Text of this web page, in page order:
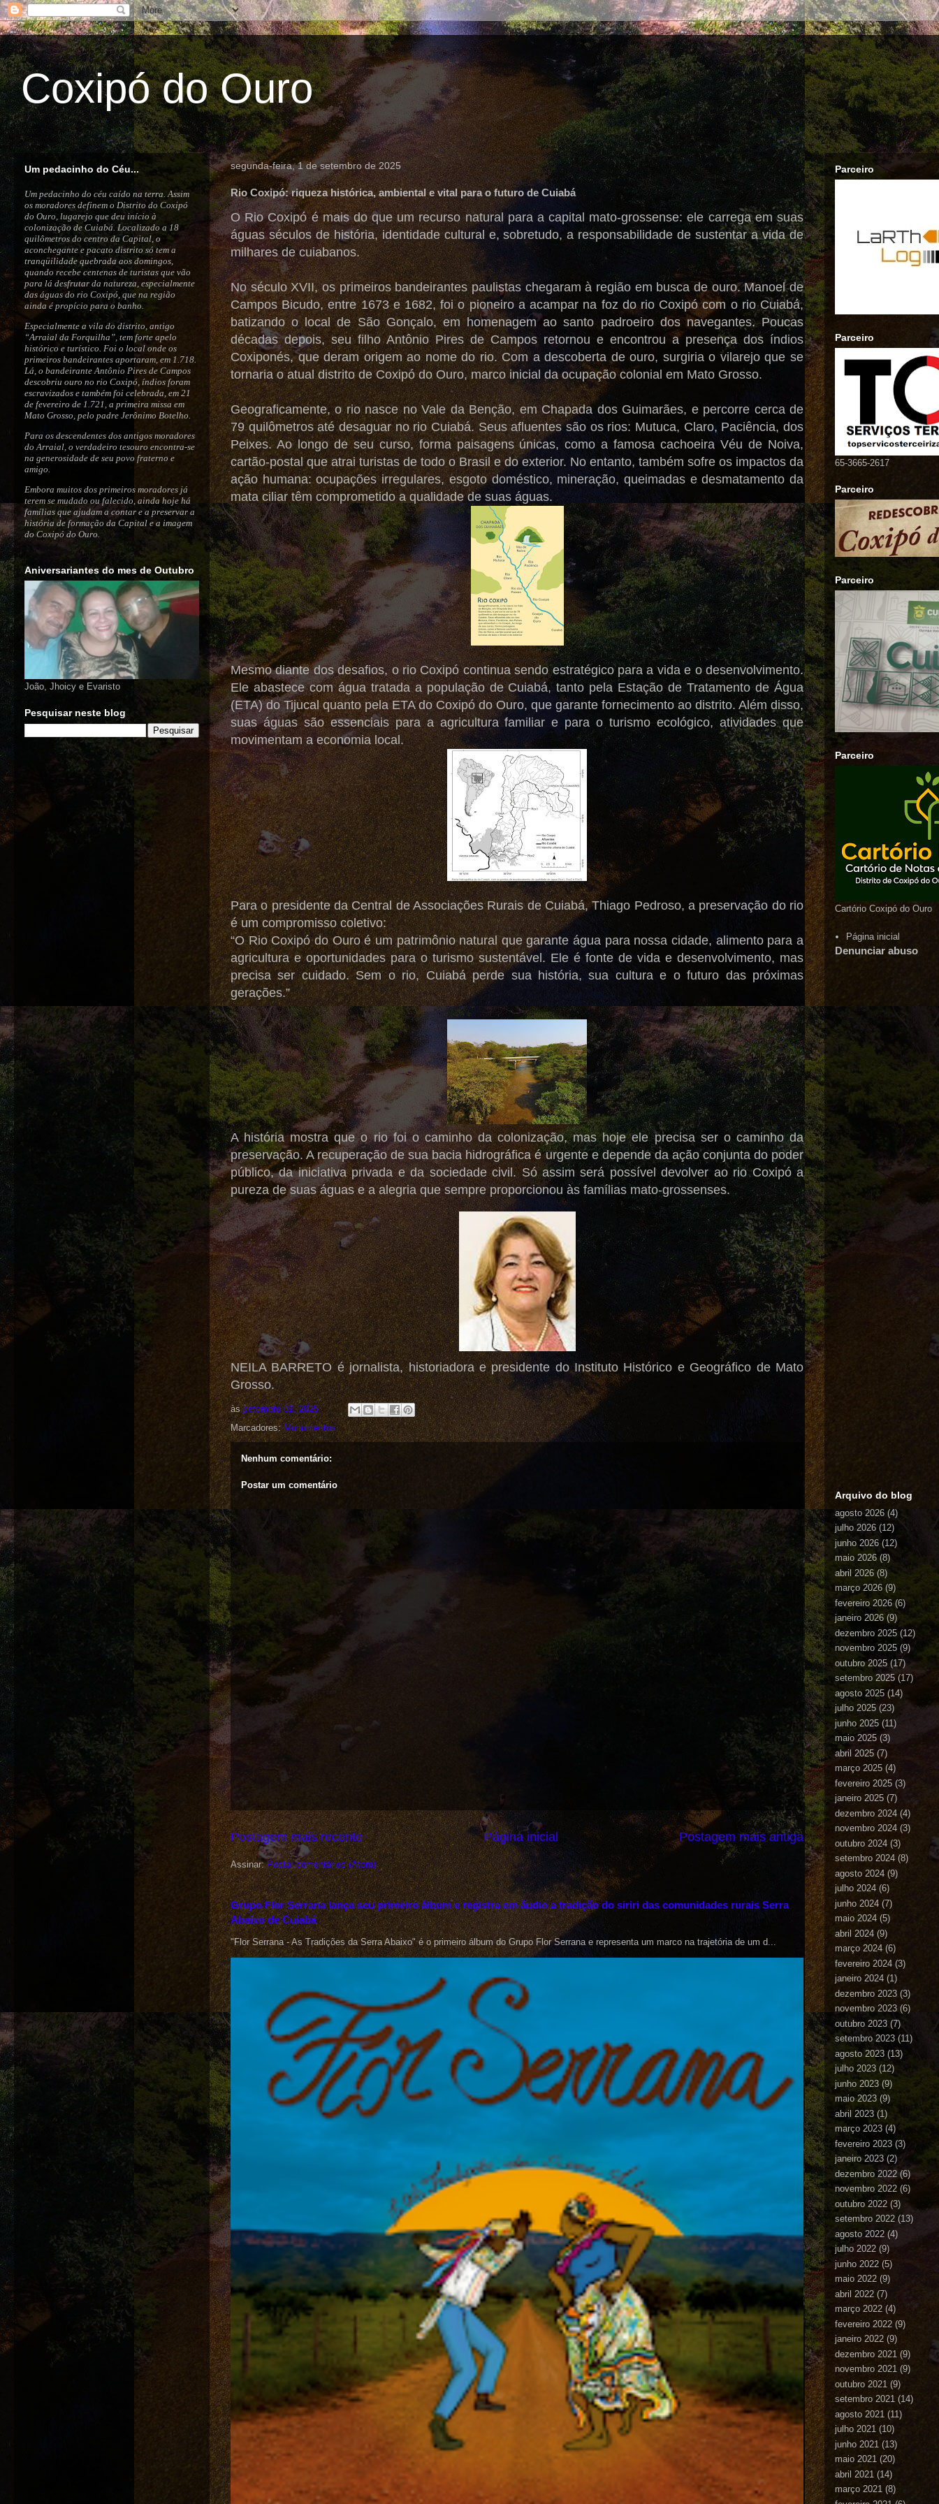
Coxipó do Ouro
segunda-feira, 1 de setembro de 2025
Rio Coxipó: riqueza histórica, ambiental e vital para o futuro de Cuiabá
O Rio Coxipó é mais do que um recurso natural para a capital mato-grossense: ele carrega em suas
águas séculos de história, identidade cultural e, sobretudo, a responsabilidade de sustentar a vida de
milhares de cuiabanos.
No século XVII, os primeiros bandeirantes paulistas chegaram à região em busca de ouro. Manoel de
Campos Bicudo, entre 1673 e 1682, foi o pioneiro a acampar na foz do rio Coxipó com o rio Cuiabá,
batizando o local de São Gonçalo, em homenagem ao santo padroeiro dos navegantes. Poucas
décadas depois, seu filho Antônio Pires de Campos retornou e encontrou a presença dos índios
Coxiponés, que deram origem ao nome do rio. Com a descoberta de ouro, surgiria o vilarejo que se
tornaria o atual distrito de Coxipó do Ouro, marco inicial da ocupação colonial em Mato Grosso.
Geograficamente, o rio nasce no Vale da Benção, em Chapada dos Guimarães, e percorre cerca de
79 quilômetros até desaguar no rio Cuiabá. Seus afluentes são os rios: Mutuca, Claro, Paciência, dos
Peixes. Ao longo de seu curso, forma paisagens únicas, como a famosa cachoeira Véu de Noiva,
cartão-postal que atrai turistas de todo o Brasil e do exterior. No entanto, também sofre os impactos da
ação humana: ocupações irregulares, esgoto doméstico, mineração, queimadas e desmatamento da
mata ciliar têm comprometido a qualidade de suas águas.
Mesmo diante dos desafios, o rio Coxipó continua sendo estratégico para a vida e o desenvolvimento.
Ele abastece com água tratada a população de Cuiabá, tanto pela Estação de Tratamento de Água
(ETA) do Tijucal quanto pela ETA do Coxipó do Ouro, que garante fornecimento ao distrito. Além disso,
suas águas são essenciais para a agricultura familiar e para o turismo ecológico, atividades que
movimentam a economia local.
Para o presidente da Central de Associações Rurais de Cuiabá, Thiago Pedroso, a preservação do rio
é um compromisso coletivo:
“O Rio Coxipó do Ouro é um patrimônio natural que garante água para nossa cidade, alimento para a
agricultura e oportunidades para o turismo sustentável. Ele é fonte de vida e desenvolvimento, mas
precisa ser cuidado. Sem o rio, Cuiabá perde sua história, sua cultura e o futuro das próximas
gerações.”
A história mostra que o rio foi o caminho da colonização, mas hoje ele precisa ser o caminho da
preservação. A recuperação de sua bacia hidrográfica é urgente e depende da ação conjunta do poder
público, da iniciativa privada e da sociedade civil. Só assim será possível devolver ao rio Coxipó a
pureza de suas águas e a alegria que sempre proporcionou às famílias mato-grossenses.
NEILA BARRETO é jornalista, historiadora e presidente do Instituto Histórico e Geográfico de Mato
Grosso.
àssetembro 01, 2025
Marcadores:Monumentos
Nenhum comentário:
Postar um comentário
Postagem mais recente Postagem mais antiga
Página inicial
Assinar:Postar comentários (Atom)
Grupo Flor Serrana lança seu primeiro álbum e registra em áudio a tradição do siriri das comunidades rurais Serra
Abaixo de Cuiabá
"Flor Serrana - As Tradições da Serra Abaixo" é o primeiro álbum do Grupo Flor Serrana e representa um marco na trajetória de um d...
Um pedacinho do Céu...
Um pedacinho do céu caído na terra. Assim
os moradores definem o Distrito do Coxipó
do Ouro, lugarejo que deu início à
colonização de Cuiabá. Localizado a 18
quilômetros do centro da Capital, o
aconchegante e pacato distrito só tem a
tranqüilidade quebrada aos domingos,
quando recebe centenas de turistas que vão
para lá desfrutar da natureza, especialmente
das águas do rio Coxipó, que na região
ainda é propício para o banho.
Especialmente a vila do distrito, antigo
“Arraial da Forquilha”, tem forte apelo
histórico e turístico. Foi o local onde os
primeiros bandeirantes aportaram, em 1.718.
Lá, o bandeirante Antônio Pires de Campos
descobriu ouro no rio Coxipó, índios foram
escravizados e também foi celebrada, em 21
de fevereiro de 1.721, a primeira missa em
Mato Grosso, pelo padre Jerônimo Botelho.
Para os descendentes dos antigos moradores
do Arraial, o verdadeiro tesouro encontra-se
na generosidade de seu povo fraterno e
amigo.
Embora muitos dos primeiros moradores já
terem se mudado ou falecido, ainda hoje há
famílias que ajudam a contar e a preservar a
história de formação da Capital e a imagem
do Coxipó do Ouro.
Aniversariantes do mes de Outubro
João, Jhoicy e Evaristo
Pesquisar neste blog
Parceiro
Parceiro
65-3665-2617
Parceiro
Parceiro
Parceiro
Cartório Coxipó do Ouro
Página inicial
Denunciar abuso
Arquivo do blog
agosto 2026 (4)
julho 2026 (12)
junho 2026 (12)
maio 2026 (8)
abril 2026 (8)
março 2026 (9)
fevereiro 2026 (6)
janeiro 2026(9)
dezembro 2025 (12)
novembro 2025 (9)
outubro 2025 (17)
setembro 2025 (17)
agosto 2025 (14)
julho 2025 (23)
junho 2025 (11)
maio 2025 (3)
abril 2025 (7)
março 2025 (4)
fevereiro 2025 (3)
janeiro 2025 (7)
dezembro 2024 (4)
novembro 2024 (3)
outubro 2024 (3)
setembro 2024 (8)
agosto 2024 (9)
julho 2024 (6)
junho 2024 (7)
maio 2024 (5)
abril 2024 (9)
março 2024 (6)
fevereiro 2024 (3)
janeiro 2024 (1)
dezembro 2023 (3)
novembro 2023 (6)
outubro 2023 (7)
setembro 2023 (11)
agosto 2023 (13)
julho 2023 (12)
junho 2023 (9)
maio 2023 (9)
abril 2023 (1)
março 2023 (4)
fevereiro 2023 (3)
janeiro 2023 (2)
dezembro 2022 (6)
novembro 2022 (6)
outubro 2022 (3)
setembro 2022(13)
agosto 2022 (4)
julho 2022 (9)
junho 2022 (5)
maio 2022 (9)
abril 2022 (7)
março 2022 (4)
fevereiro 2022 (9)
janeiro 2022 (9)
dezembro 2021 (9)
novembro 2021 (9)
outubro 2021 (9)
setembro 2021 (14)
agosto 2021 (11)
julho 2021 (10)
junho 2021 (13)
maio 2021 (20)
abril 2021 (14)
março 2021 (8)